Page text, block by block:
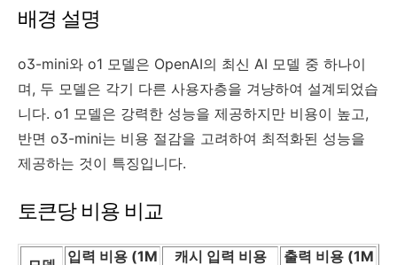
배경 설명
o3-mini와 o1 모델은 OpenAI의 최신 AI 모델 중 하나이
며, 두 모델은 각기 다른 사용자층을 겨냥하여 설계되었습
니다. o1 모델은 강력한 성능을 제공하지만 비용이 높고,
반면 o3-mini는 비용 절감을 고려하여 최적화된 성능을
제공하는 것이 특징입니다.
토큰당 비용 비교
입력 비용 (1M
캐시 입력 비용
출력 비용 (1M